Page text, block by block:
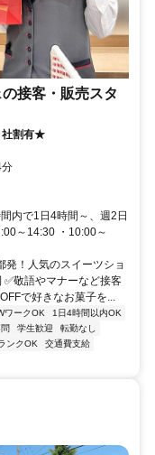
接客・販売スタ
社割有★
内で1日4時間～、週2日
～14:30 ・10:00～
発！人気のスイーツショ
敬語やマナーなど接客
で好きなお菓子を...
ワークOK
1日4時間以内OK
学生歓迎
転勤なし
ンクOK
交通費支給